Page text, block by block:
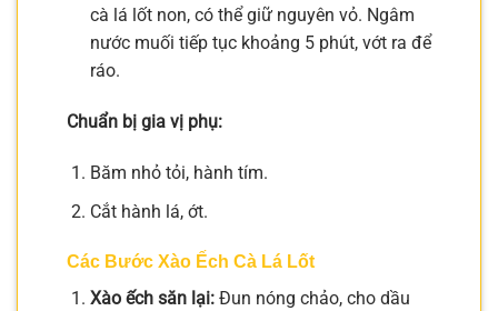
cà lá lốt non, có thể giữ nguyên vỏ. Ngâm
nước muối tiếp tục khoảng 5 phút, vớt ra để
ráo.
Chuẩn bị gia vị phụ:
Băm nhỏ tỏi, hành tím.
Cắt hành lá, ớt.
Các Bước Xào Ếch Cà Lá Lốt
Xào ếch săn lại:Đun nóng chảo, cho dầu